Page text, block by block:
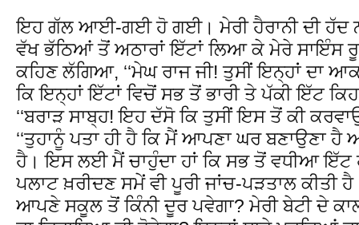
ਇਹ ਗੱਲ ਆਈ-ਗਈ ਹੋ ਗਈ। ਮੇਰੀ ਹੈਰਾਨੀ ਦੀ ਹੱਦ
ਵੱਖ ਭੱਠਿਆਂ ਤੋਂ ਅਠਾਰਾਂ ਇੱਟਾਂ ਲਿਆ ਕੇ ਮੇਰੇ ਸਾਇੰਸ
ਕਹਿਣ ਲੱਗਿਆ, ‘‘ਮੇਘ ਰਾਜ ਜੀ! ਤੁਸੀਂ ਇਨ੍ਹਾਂ ਦਾ
ਕਿ ਇਨ੍ਹਾਂ ਇੱਟਾਂ ਵਿਚੋਂ ਸਭ ਤੋਂ ਭਾਰੀ ਤੇ ਪੱਕੀ ਇੱਟ
‘‘ਬਰਾੜ ਸਾਬ੍ਹ! ਇਹ ਦੱਸੋ ਕਿ ਤੁਸੀਂ ਇਸ ਤੋਂ ਕੀ
‘‘ਤੁਹਾਨੂੰ ਪਤਾ ਹੀ ਹੈ ਕਿ ਮੈਂ ਆਪਣਾ ਘਰ ਬਣਾਉਣਾ ਹੈ
ਹੈ। ਇਸ ਲਈ ਮੈਂ ਚਾਹੁੰਦਾ ਹਾਂ ਕਿ ਸਭ ਤੋਂ ਵਧੀਆ ਇੱਟ
ਪਲਾਟ ਖ਼ਰੀਦਣ ਸਮੇਂ ਵੀ ਪੂਰੀ ਜਾਂਚ-ਪੜਤਾਲ ਕੀਤੀ
ਆਪਣੇ ਸਕੂਲ ਤੋਂ ਕਿੰਨੀ ਦੂਰ ਪਵੇਗਾ? ਮੇਰੀ ਬੇਟੀ ਦੇ